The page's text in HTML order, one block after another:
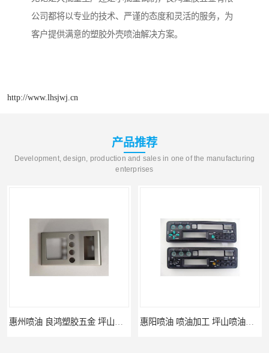
公司都将以专业的技术、严谨的态度和灵活的服务，为
客户提供满意的塑胶外壳喷油解决方案。
http://www.lhsjwj.cn
产品推荐
Development, design, production and sales in one of the manufacturing
enterprises